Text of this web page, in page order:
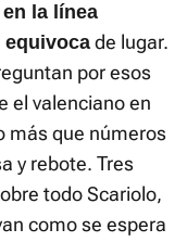
la línea
equivoca de lugar.
por esos
el valenciano en
más que números
y rebote. Tres
todo Scariolo,
como se espera